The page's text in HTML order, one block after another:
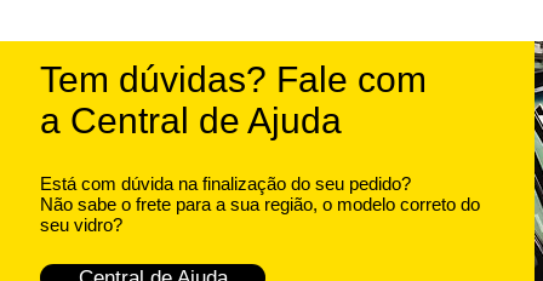
Tem dúvidas? Fale com
a Central de Ajuda
Está com dúvida na finalização do seu pedido?
Não sabe o frete para a sua região, o modelo correto do
seu vidro?